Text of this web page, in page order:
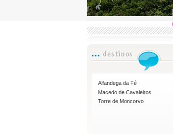
Alfandega da Fé
Macedo de Cavaleiros
Torre de Moncorvo